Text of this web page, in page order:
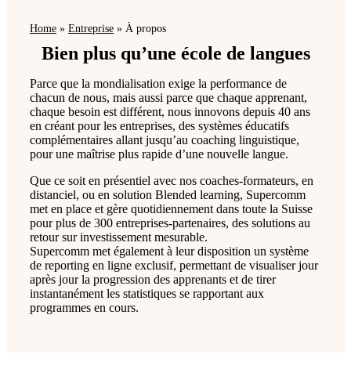
Home» Entreprise» À propos
Bien plus qu’une école de langues
Parce que la mondialisation exige la performance de
chacun de nous, mais aussi parce que chaque apprenant,
chaque besoin est différent, nous innovons depuis 40 ans
en créant pour les entreprises, des systèmes éducatifs
complémentaires allant jusqu’au coaching linguistique,
pour une maîtrise plus rapide d’une nouvelle langue.
Que ce soit en présentiel avec nos coaches-formateurs, en
distanciel, ou en solution Blended learning, Supercomm
met en place et gère quotidiennement dans toute la Suisse
pour plus de 300 entreprises-partenaires, des solutions au
retour sur investissement mesurable.
Supercomm met également à leur disposition un système
de reporting en ligne exclusif, permettant de visualiser jour
après jour la progression des apprenants et de tirer
instantanément les statistiques se rapportant aux
programmes en cours.